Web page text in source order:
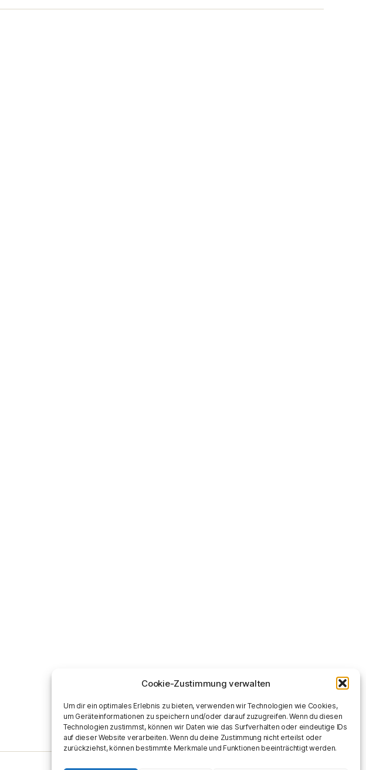
Cookie-Zustimmung verwalten
Um dir ein optimales Erlebnis zu bieten, verwenden wir Technologien wie Cookies,
um Geräteinformationen zu speichern und/oder darauf zuzugreifen. Wenn du diesen
Technologien zustimmst, können wir Daten wie das Surfverhalten oder eindeutige IDs
auf dieser Website verarbeiten. Wenn du deine Zustimmung nicht erteilst oder
zurückziehst, können bestimmte Merkmale und Funktionen beeinträchtigt werden.